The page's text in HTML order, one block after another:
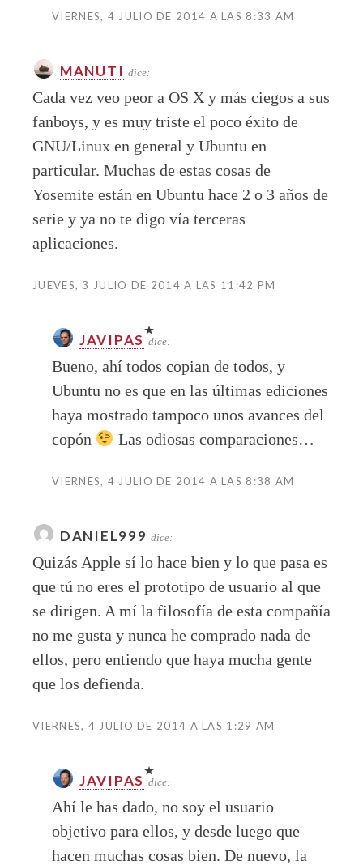
VIERNES, 4 JULIO DE 2014 A LAS 8:33 AM
MANUTI dice:
Cada vez veo peor a OS X y más ciegos a sus
fanboys, y es muy triste el poco éxito de
GNU/Linux en general y Ubuntu en
particular. Muchas de estas cosas de
Yosemite están en Ubuntu hace 2 o 3 años de
serie y ya no te digo vía terceras
aplicaciones.
JUEVES, 3 JULIO DE 2014 A LAS 11:42 PM
JAVIPAS dice:
Bueno, ahí todos copian de todos, y
Ubuntu no es que en las últimas ediciones
haya mostrado tampoco unos avances del
copón
Las odiosas comparaciones…
VIERNES, 4 JULIO DE 2014 A LAS 8:38 AM
DANIEL999 dice:
Quizás Apple sí lo hace bien y lo que pasa es
que tú no eres el prototipo de usuario al que
se dirigen. A mí la filosofía de esta compañía
no me gusta y nunca he comprado nada de
ellos, pero entiendo que haya mucha gente
que los defienda.
VIERNES, 4 JULIO DE 2014 A LAS 1:29 AM
JAVIPAS dice:
Ahí le has dado, no soy el usuario
objetivo para ellos, y desde luego que
hacen muchas cosas bien. De nuevo, la